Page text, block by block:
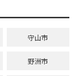
守山市
野洲市